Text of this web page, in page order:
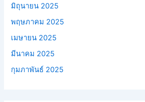
มิถุนายน 2025
พฤษภาคม 2025
เมษายน 2025
มีนาคม 2025
กุมภาพันธ์ 2025